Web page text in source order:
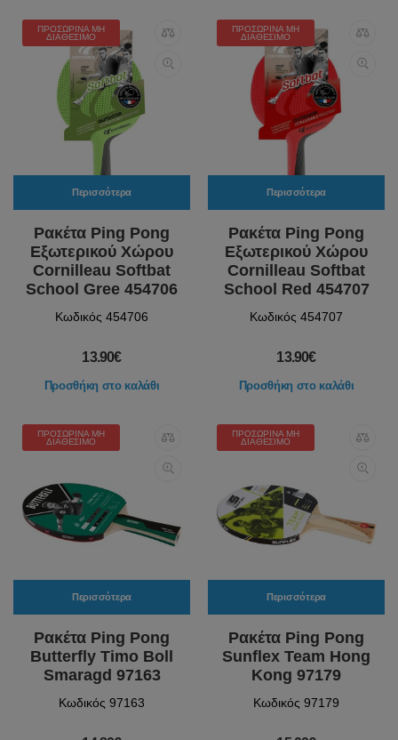
ΠΡΟΣΩΡΙΝΆ ΜΗ
ΔΙΑΘΈΣΙΜΟ
Περισσότερα
Ρακέτα Ping Pong
Εξωτερικού Χώρου
Cornilleau Softbat
School Gree 454706
Κωδικός 454706
13.90€
Προσθήκη στο καλάθι
ΠΡΟΣΩΡΙΝΆ ΜΗ
ΔΙΑΘΈΣΙΜΟ
Περισσότερα
Ρακέτα Ping Pong
Εξωτερικού Χώρου
Cornilleau Softbat
School Red 454707
Κωδικός 454707
13.90€
Προσθήκη στο καλάθι
ΠΡΟΣΩΡΙΝΆ ΜΗ
ΔΙΑΘΈΣΙΜΟ
Περισσότερα
Ρακέτα Ping Pong
Butterfly Timo Boll
Smaragd 97163
Κωδικός 97163
ΠΡΟΣΩΡΙΝΆ ΜΗ
ΔΙΑΘΈΣΙΜΟ
Περισσότερα
Ρακέτα Ping Pong
Sunflex Team Hong
Kong 97179
Κωδικός 97179